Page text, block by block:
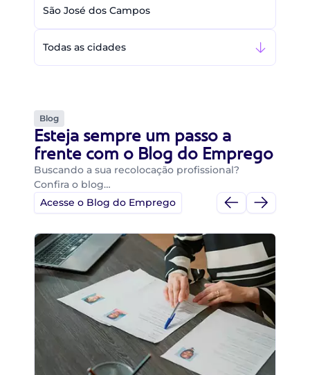
São José dos Campos
Todas as cidades
Blog
Esteja sempre um passo a
frente com o Blog do Emprego
Buscando a sua recolocação profissional?
Confira o blog…
Acesse o Blog do Emprego